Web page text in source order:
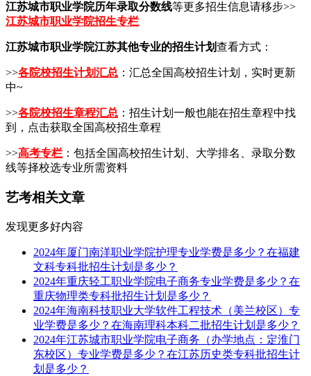
江苏城市职业学院历年录取分数线等更多招生信息请移步>>
江苏城市职业学院招生专栏
江苏城市职业学院江苏其他专业的招生计划查看方式：
>>各院校招生计划汇总 ：汇总全国高校招生计划，实时更新
中~
>>各院校招生章程汇总 ：招生计划一般也能在招生章程中找
到，点击获取全国高校招生章程
>>高考专栏 ：包括全国高校招生计划、大学排名、录取分数
线等择校选专业所需资料
艺考相关文章
发现更多好内容
2024年厦门南洋职业学院护理专业学费是多少？在福建
文科专科批招生计划是多少？
2024年重庆轻工职业学院电子商务专业学费是多少？在
重庆物理类专科批招生计划是多少？
2024年海南科技职业大学软件工程技术（美兰校区）专
业学费是多少？在海南理科本科二批招生计划是多少？
2024年江苏城市职业学院电子商务（办学地点：定淮门
东校区）专业学费是多少？在江苏历史类专科批招生计
划是多少？